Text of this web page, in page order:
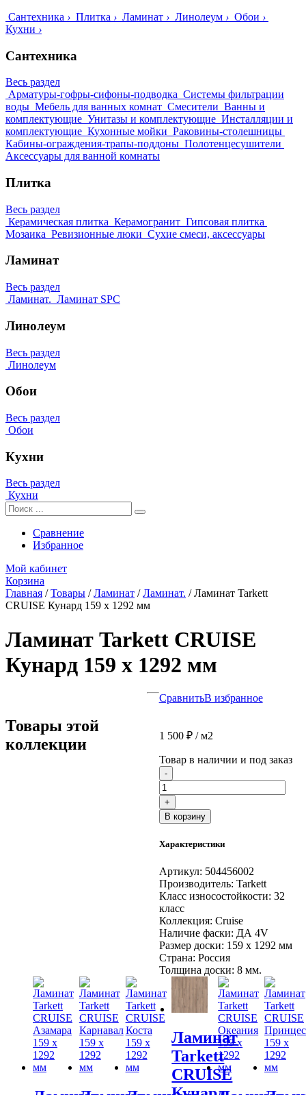
Сантехника › Плитка › Ламинат › Линолеум › Обои ›
Кухни ›
Сантехника
Весь раздел
Арматуры-гофры-сифоны-подводка Системы фильтрации
воды Мебель для ванных комнат Смесители Ванны и
комплектующие Унитазы и комплектующие Инсталляции и
комплектующие Кухонные мойки Раковины-столешницы
Кабины-ограждения-трапы-поддоны Полотенцесушители
Аксессуары для ванной комнаты
Плитка
Весь раздел
Керамическая плитка Керамогранит Гипсовая плитка
Мозаика Ревизионные люки Сухие смеси, аксессуары
Ламинат
Весь раздел
Ламинат. Ламинат SPC
Линолеум
Весь раздел
Линолеум
Обои
Весь раздел
Обои
Кухни
Весь раздел
Кухни
Сравнение
Избранное
Мой кабинет
Корзина
Главная /Товары /Ламинат /Ламинат. /Ламинат Tarkett
CRUISE Кунард 159 x 1292 мм
Ламинат Tarkett CRUISE
Кунард 159 x 1292 мм
СравнитьВ избранное
1 500 ₽/ м2
Товар в наличии и под заказ
- Количество
товара
Ламинат
Tarkett
CRUISE
159
1292
мм
+
В корзину
Характеристики
Артикул: 504456002
Производитель: Tarkett
Класс износостойкости: 32
класс
Коллекция: Cruise
Наличие фаски: ДА 4V
Размер доски: 159 x 1292 мм
Страна: Россия
Толщина доски: 8 мм.
Товары этой
коллекции
Ламинат
Tarkett
CRUISE